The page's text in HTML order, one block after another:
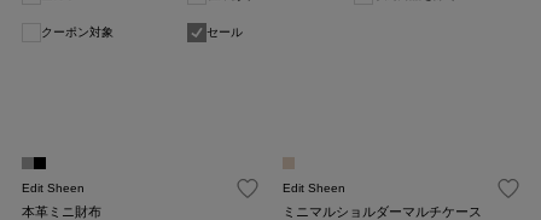
クーポン対象 セール
Edit Sheen
本革ミニ財布
Edit Sheen
ミニマルショルダーマルチケース